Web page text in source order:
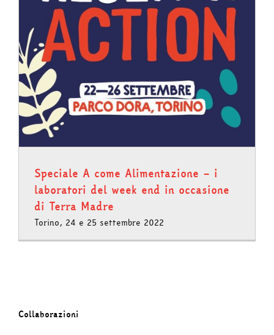
Speciale A come Alimentazione – i
laboratori del week end in occasione
di Terra Madre
Torino, 24 e 25 settembre 2022
Collaborazioni